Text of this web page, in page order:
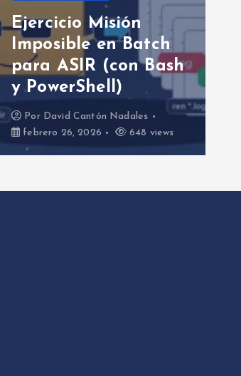
Ejercicio Misión
Imposible en Batch
para ASIR (con Bash
y PowerShell)
Por David Cantón Nadales
febrero 26, 2026
648 views